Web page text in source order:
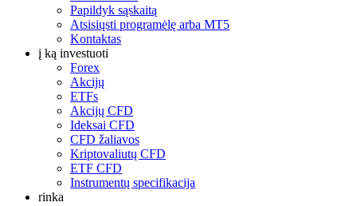
Papildyk sąskaitą
Atsisiųsti programėlę arba MT5
Kontaktas
į ką investuoti
Forex
Akcijų
ETFs
Akcijų CFD
Ideksai CFD
CFD žaliavos
Kriptovaliutų CFD
ETF CFD
Instrumentų specifikacija
rinka